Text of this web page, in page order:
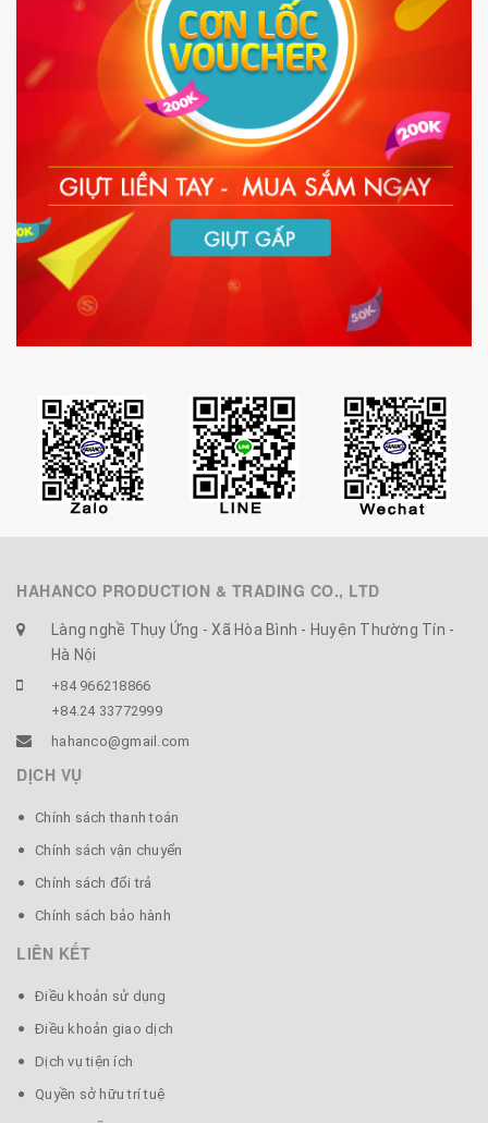
HAHANCO PRODUCTION & TRADING CO., LTD
Làng nghề Thụy Ứng - Xã Hòa Bình - Huyện Thường Tín -
Hà Nội
+84 966218866
+84.24 33772999
hahanco@gmail.com
DỊCH VỤ
Chính sách thanh toán
Chính sách vận chuyển
Chính sách đổi trả
Chính sách bảo hành
LIÊN KẾT
Điều khoản sử dụng
Điều khoản giao dịch
Dịch vụ tiện ích
Quyền sở hữu trí tuệ